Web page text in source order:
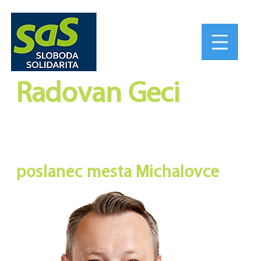
Radovan Geci​
poslanec mesta Michalovce